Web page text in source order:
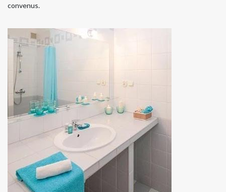
convenus.